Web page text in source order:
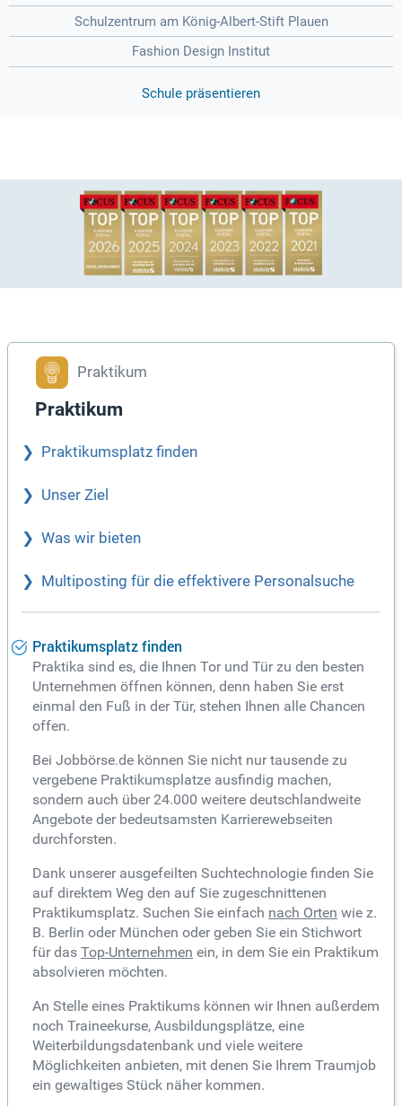
Schulzentrum am König-Albert-Stift Plauen
Fashion Design Institut
Schule präsentieren
Praktikum
Praktikum
Praktikumsplatz finden
Unser Ziel
Was wir bieten
Multiposting für die effektivere Personalsuche
Praktikumsplatz finden
Praktika sind es, die Ihnen Tor und Tür zu den besten
Unternehmen öffnen können, denn haben Sie erst
einmal den Fuß in der Tür, stehen Ihnen alle Chancen
offen.
Bei Jobbörse.de können Sie nicht nur tausende zu
vergebene Praktikumsplatze ausfindig machen,
sondern auch über 24.000 weitere deutschlandweite
Angebote der bedeutsamsten Karrierewebseiten
durchforsten.
Dank unserer ausgefeilten Suchtechnologie finden Sie
auf direktem Weg den auf Sie zugeschnittenen
Praktikumsplatz. Suchen Sie einfach nach Orten wie z.
B. Berlin oder München oder geben Sie ein Stichwort
für das Top-Unternehmen ein, in dem Sie ein Praktikum
absolvieren möchten.
An Stelle eines Praktikums können wir Ihnen außerdem
noch Traineekurse, Ausbildungsplätze, eine
Weiterbildungsdatenbank und viele weitere
Möglichkeiten anbieten, mit denen Sie Ihrem Traumjob
ein gewaltiges Stück näher kommen.